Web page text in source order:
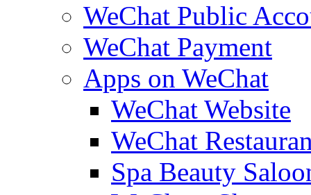
WeChat Public
WeChat Payment
Apps on WeChat
WeChat Website
WeChat
Spa Beauty